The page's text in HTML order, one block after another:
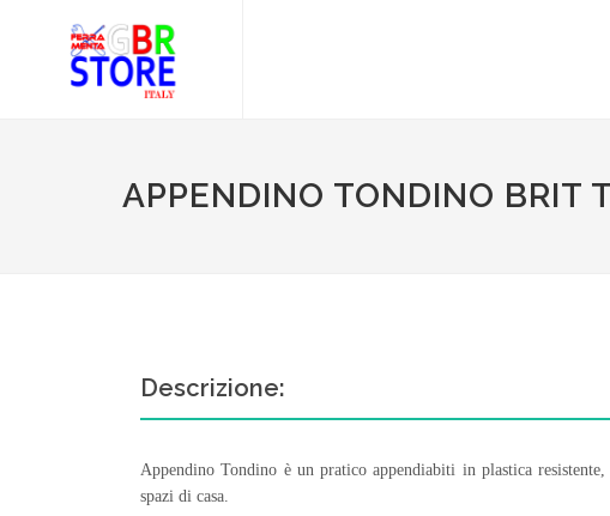
APPENDINO TONDINO BRIT
Descrizione:
Appendino Tondino è un pratico appendiabiti in plastica
spazi di casa.